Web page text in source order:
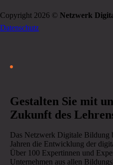
Copyright 2026 © Netzwerk
Datenschutz
Gestalten Sie mit
Zukunft des
Das Netzwerk Digitale Bildung
Jahren die Entwicklung der
Über 100 Expertinnen und
Unternehmen aus allen